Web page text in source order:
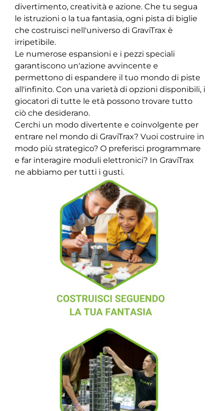
divertimento, creatività e azione. Che tu segua
le istruzioni o la tua fantasia, ogni pista di biglie
che costruisci nell'universo di GraviTrax è
irripetibile.
Le numerose espansioni e i pezzi speciali
garantiscono un'azione avvincente e
permettono di espandere il tuo mondo di piste
all'infinito. Con una varietà di opzioni disponibili, i
giocatori di tutte le età possono trovare tutto
ciò che desiderano.
Cerchi un modo divertente e coinvolgente per
entrare nel mondo di GraviTrax? Vuoi costruire in
modo più strategico? O preferisci programmare
e far interagire moduli elettronici? In GraviTrax
ne abbiamo per tutti i gusti.